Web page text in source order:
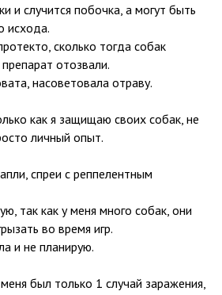
и случится побочка, а могут быть
исхода.
сколько тогда собак
отозвали.
насоветовала отраву.
как я защищаю своих собак, не
личный опыт.
спреи с реппелентным
так как у меня много собак, они
во время игр.
и не планирую.
был только 1 случай заражения,